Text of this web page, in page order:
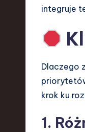
integruje
Dlaczego
krok ku
1.